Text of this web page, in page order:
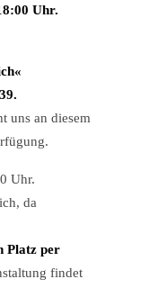
Uhr.
uns an diesem
Uhr.
da
Platz per
findet